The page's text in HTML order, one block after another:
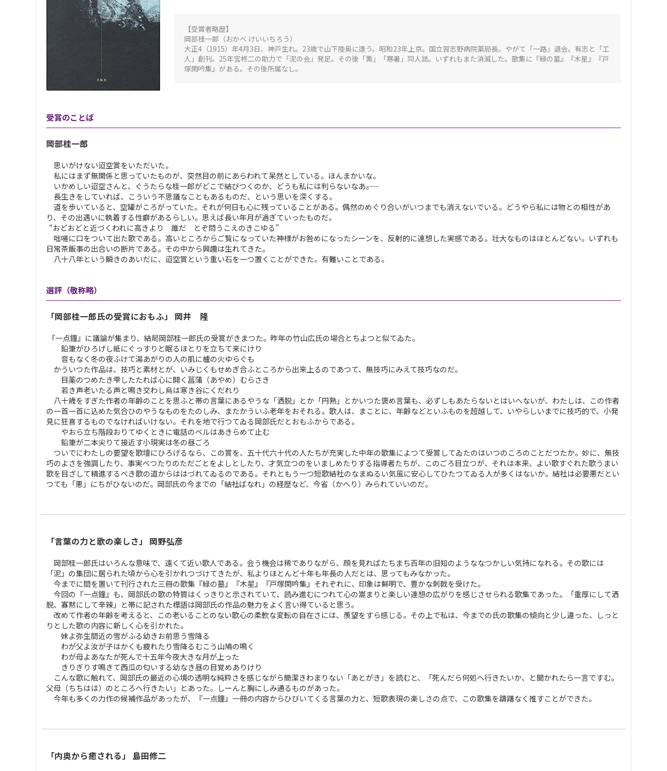
【受賞者略歴】
岡部桂一郎（おかべ けいいちろう）
大正4（1915）年4月3日、神戸生れ。23歳で山下陸奥に逢う。昭和23年上京。国立習志野病院薬局長。やがて「一路」退会。有志と「工
人」創刊。25年宮柊二の助力で「泥の会」発足。その後「黄」「寒暑」同人誌。いずれもまた消滅した。歌集に『緑の墓』『木星』『戸
塚閑吟集』がある。その後所属なし。
受賞のことば
岡部桂一郎
思いがけない迢空賞をいただいた。
私にはまず無関係と思っていたものが、突然目の前にあらわれて呆然としている。ほんまかいな。
いかめしい迢空さんと、ぐうたらな桂一郎がどこで結びつくのか、どうも私には判らないなあ―――。
長生きをしていれば、こういう不思議なこともあるものだ、という思いを深くする。
道を歩いていると、空罐がころがっていた。それが何日も心に残っていることがある。偶然のめぐり合いがいつまでも消えないでいる。どうやら私には物との相性があ
り、その出遇いに執着する性癖があるらしい。思えば長い年月が過ぎていったものだ。
“おどおどと近づくわれに高きより 誰だ とぞ問うこえのきこゆる”
咄嗟に口をついて出た歌である。高いところからご覧になっていた神様がお咎めになったシーンを、反射的に連想した実感である。壮大なものはほとんどない。いずれも
日常茶飯事の出合いの断片である。その中から興趣は生れてきた。
八十八年という瞬きのあいだに、迢空賞という重い石を一つ置くことができた。有難いことである。
選評（敬称略）
「岡部桂一郎氏の受賞におもふ」 岡井 隆
『一点鐘』に議論が集まり、結局岡部桂一郎氏の受賞がきまつた。昨年の竹山広氏の場合とちよつと似てゐた。
鉛筆がひろげし紙にぐっすりと眠るほとりを立ちて来にけり
音もなく冬の夜ふけて湯あがりの人の肌に櫨の火ゆらぐも
かういつた作品は、技巧と素材とが、いみじくもせめぎ合ふところから出来上るのであつて、無技巧にみえて技巧なのだ。
目薬のつめたき雫したたれば心に開く菖蒲（あやめ）むらさき
若き声老いたる声と鳴き交わし烏は寒き谷にくだれり
八十歳をすぎた作者の年齢のことを思ふと帯の言葉にあるやうな「洒脱」とか「円熟」とかいつた褒め言葉も、必ずしもあたらないとはいへないが、わたしは、この作者
の一首一首に込めた気合ひのやうなものをたのしみ、またかういふ老年をおそれる。歌人は、まことに、年齢などといふものを超越して、いやらしいまでに技巧的で、小発
見に狂喜するものでなければいけない。それを地で行つてゐる岡部氏だとおもふからである。
やおら立ち階段おりてゆくときに電話のベルはあきらめて止む
鉛筆が二本尖りて接近す小現実は冬の昼ごろ
ついでにわたしの要望を歌壇にひろげるなら、この賞を、五十代六十代の人たちが充実した中年の歌集によつて受賞してゐたのはいつのころのことだつたか。妙に、無技
巧のよさを強調したり、事実べつたりのただごとをよしとしたり、才気立つのをいましめたりする指導者たちが、このごろ目立つが、それは本来、よい歌すぐれた歌うまい
歌を目ざして精進するべき歌の道からははづれてゐるのである。それともう一つ短歌結社のなまぬるい気風に安心してひたつてゐる人が多くはないか。結社は必要悪だとい
つても「悪」にちがひないのだ。岡部氏の今までの「結社ばなれ」の経歴など、今省（かへり）みられていいのだ。
「言葉の力と歌の楽しさ」 岡野弘彦
岡部桂一郎氏はいろんな意味で、遠くて近い歌人である。会う機会は稀でありながら、顔を見ればたちまち百年の旧知のようななつかしい気持になれる。その歌には
「泥」の集団に居られた頃から心を引かれつづけてきたが、私よりほとんど十年も年長の人だとは、思ってもみなかった。
今までに間を置いて刊行された三冊の歌集『緑の墓』『木星』『戸塚閑吟集』それぞれに、印象は鮮明で、豊かな刺戟を受けた。
今回の『一点鐘』も、岡部氏の歌の特質はくっきりと示されていて、読み進むにつれて心の嵩まりと楽しい連想の広がりを感じさせられる歌集であった。「重厚にして洒
脱、寡黙にして辛辣」と帯に記された標語は岡部氏の作品の魅力をよく言い得ていると思う。
改めて作者の年齢を考えると、この老いることのない歌心の柔軟な変転の自在さには、羨望をすら感じる。その上で私は、今までの氏の歌集の傾向と少し違った、しっと
りとした歌の内容に新しく心を引かれた。
妹よ弥生間近の雪がふる幼きお前思う雪降る
わが父よ汝が子はかくも疲れたり雪降るむこう山鳩の鳴く
わが母よあなたが死んで十五年今夜大きな月が上った
きりぎりす鳴きて西瓜の匂いする幼なき昼の目覚めありけり
こんな歌に触れて、岡部氏の最近の心境の透明な純粋さを感じながら簡潔きわまりない「あとがき」を読むと、「死んだら何処へ行きたいか、と聞かれたら一言ですむ。
父母（ちちはは）のところへ行きたい」とあった。しーんと胸にしみ通るものがあった。
今年も多くの力作の候補作品があったが、『一点鐘』一冊の内容からひびいてくる言葉の力と、短歌表現の楽しさの点で、この歌集を躊躇なく推すことができた。
「内奥から癒される」 島田修二